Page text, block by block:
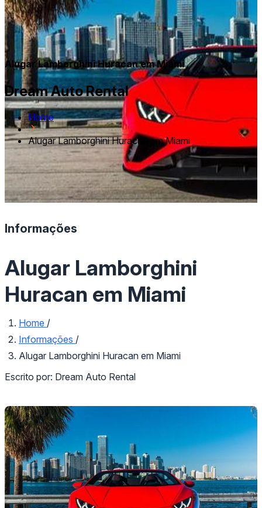
Alugar Lamborghini Huracan em Miami
Dream Auto Rental
Home
Alugar Lamborghini Huracan em Miami
Informações
Alugar Lamborghini
Huracan em Miami
Home /
Informações /
Alugar Lamborghini Huracan em Miami
Escrito por: Dream Auto Rental